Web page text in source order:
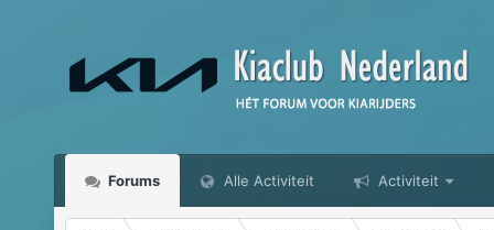
Forums Alle Activiteit Activiteit